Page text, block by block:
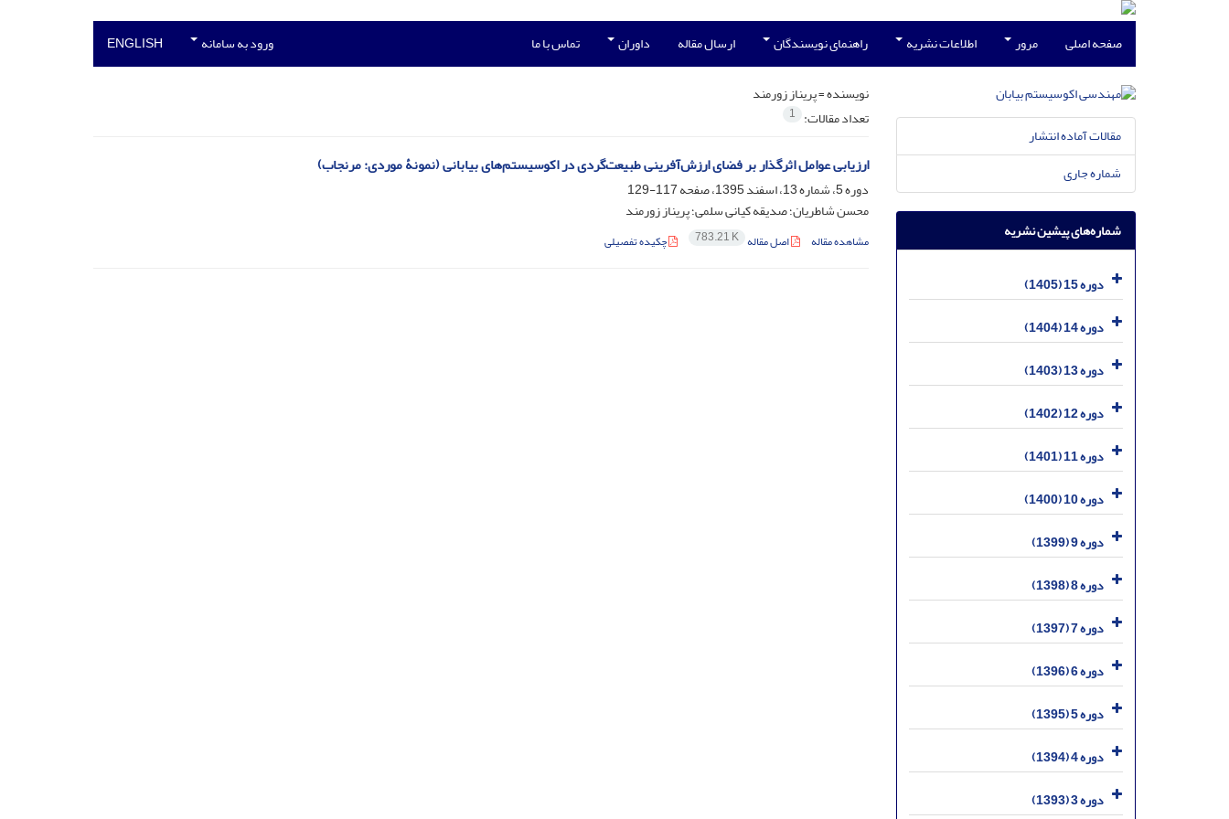
صفحه اصلی مرور اطلاعات نشریه راهنمای نویسندگان ارسال مقاله داوران تماس با ما ورود به سامانه ENGLISH
نویسنده =پریناز زورمند
تعداد مقالات: 1
ارزیابی عوامل اثر‌گذار بر فضای ارزش‌آفرینی طبیعت‌گردی در اکوسیستم‌های بیابانی (نمونۀ موردی: مرنجاب)
دوره 5، شماره 13، اسفند 1395، صفحه
117-129
محسن شاطریان؛ صدیقه کیانی سلمی؛ پریناز زورمند
مشاهده مقاله اصل مقاله 783.21 K چکیده تفصیلی
مقالات آماده انتشار
شماره جاری
شماره‌های پیشین نشریه
دوره 15 (1405)
دوره 14 (1404)
دوره 13 (1403)
دوره 12 (1402)
دوره 11 (1401)
دوره 10 (1400)
دوره 9 (1399)
دوره 8 (1398)
دوره 7 (1397)
دوره 6 (1396)
دوره 5 (1395)
دوره 4 (1394)
دوره 3 (1393)